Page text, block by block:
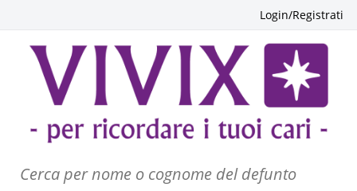
Login/Registrati